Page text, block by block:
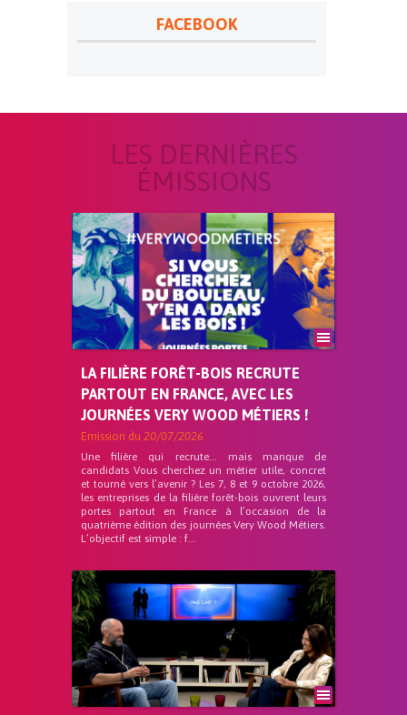
FACEBOOK
LES DERNIÈRES
ÉMISSIONS
LA FILIÈRE FORÊT-BOIS RECRUTE
PARTOUT EN FRANCE, AVEC LES
JOURNÉES VERY WOOD MÉTIERS !
Emission du 20/07/2026
Une filière qui recrute… mais manque de
candidats Vous cherchez un métier utile, concret
et tourné vers l’avenir ? Les 7, 8 et 9 octobre 2026,
les entreprises de la filière forêt-bois ouvrent leurs
portes partout en France à l’occasion de la
quatrième édition des journées Very Wood Métiers.
L’objectif est simple : f...